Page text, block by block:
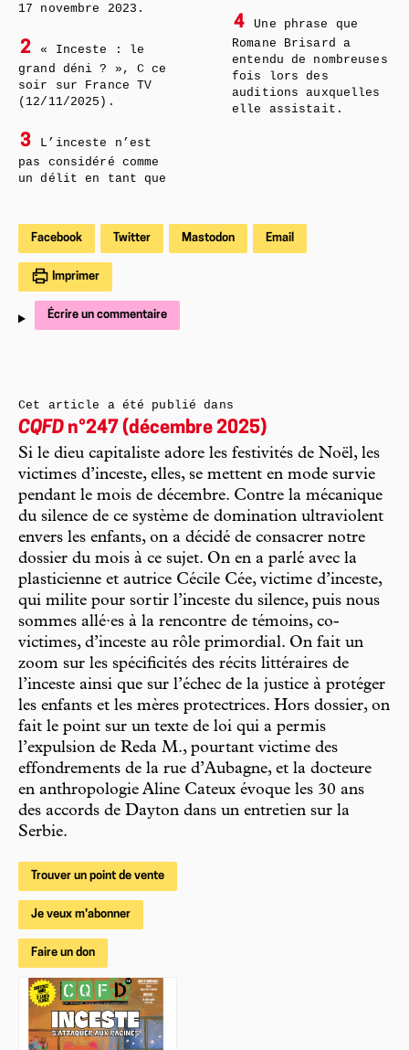
17 novembre 2023.
2
« Inceste : le
grand déni ? », C ce
soir sur France TV
(12/11/2025).
3
L’inceste n’est
pas considéré comme
un délit en tant que
4
Une phrase que
Romane Brisard a
entendu de nombreuses
fois lors des
auditions auxquelles
elle assistait.
Facebook Twitter Mastodon Email
Imprimer
Écrire un commentaire
Cet article a été publié dans
CQFD n°247 (décembre 2025)
Si le dieu capitaliste adore les festivités de Noël, les
victimes d’inceste, elles, se mettent en mode survie
pendant le mois de décembre. Contre la mécanique
du silence de ce système de domination ultraviolent
envers les enfants, on a décidé de consacrer notre
dossier du mois à ce sujet. On en a parlé avec la
plasticienne et autrice Cécile Cée, victime d’inceste,
qui milite pour sortir l’inceste du silence, puis nous
sommes allé·es à la rencontre de témoins, co-
victimes, d’inceste au rôle primordial. On fait un
zoom sur les spécificités des récits littéraires de
l’inceste ainsi que sur l’échec de la justice à protéger
les enfants et les mères protectrices. Hors dossier, on
fait le point sur un texte de loi qui a permis
l’expulsion de Reda M., pourtant victime des
effondrements de la rue d’Aubagne, et la docteure
en anthropologie Aline Cateux évoque les 30 ans
des accords de Dayton dans un entretien sur la
Serbie.
Trouver un point de vente
Je veux m'abonner
Faire un don